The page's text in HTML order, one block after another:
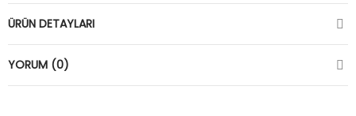
ÜRÜN DETAYLARI
YORUM (0)